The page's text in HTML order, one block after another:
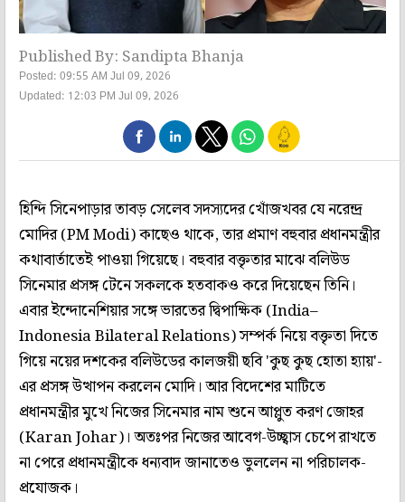
Published By: Sandipta Bhanja
Posted: 09:55 AM Jul 09, 2026
Updated: 12:03 PM Jul 09, 2026
হিন্দি সিনেপাড়ার তাবড় সেলেব সদস্যদের খোঁজখবর যে নরেন্দ্র
মোদির (PM Modi) কাছেও থাকে, তার প্রমাণ বহুবার প্রধানমন্ত্রীর
কথাবার্তাতেই পাওয়া গিয়েছে। বহুবার বক্তৃতার মাঝে বলিউড
সিনেমার প্রসঙ্গ টেনে সকলকে হতবাকও করে দিয়েছেন তিনি।
এবার ইন্দোনেশিয়ার সঙ্গে ভারতের দ্বিপাক্ষিক (India–
Indonesia Bilateral Relations) সম্পর্ক নিয়ে বক্তৃতা দিতে
গিয়ে নয়ের দশকের বলিউডের কালজয়ী ছবি 'কুছ কুছ হোতা হ্যায়'-
এর প্রসঙ্গ উত্থাপন করলেন মোদি। আর বিদেশের মাটিতে
প্রধানমন্ত্রীর মুখে নিজের সিনেমার নাম শুনে আপ্লুত করণ জোহর
(Karan Johar)। অতঃপর নিজের আবেগ-উচ্ছ্বাস চেপে রাখতে
না পেরে প্রধানমন্ত্রীকে ধন্যবাদ জানাতেও ভুললেন না পরিচালক-
প্রযোজক।